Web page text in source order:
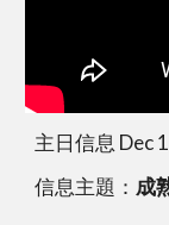
主日信息 Dec
信息主題： 成